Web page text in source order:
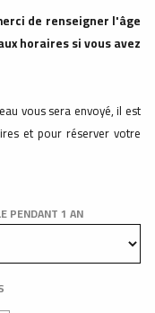
de renseigner l'âge
horaires si vous avez
vous sera envoyé, il est
et pour réserver votre
PENDANT 1 AN